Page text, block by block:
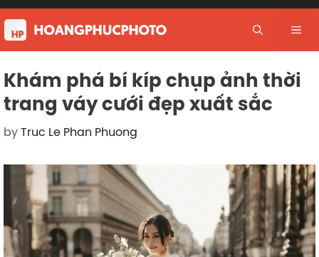
Skip
to
content
Khám phá bí kíp chụp ảnh thời
trang váy cưới đẹp xuất sắc
byTruc Le Phan Phuong